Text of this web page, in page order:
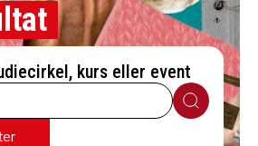
kurs eller event
Sök